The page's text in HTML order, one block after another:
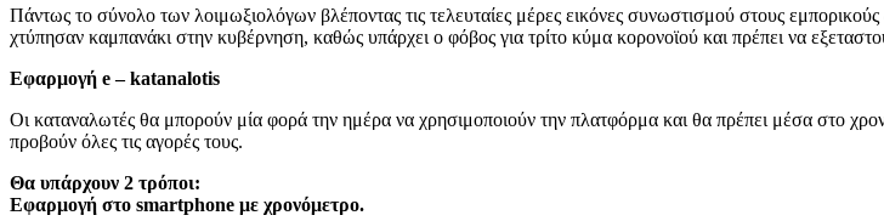
Πάντως το σύνολο των λοιμωξιολόγων βλέποντας τις τελευταίες μέρες εικόνες συνωστισμού στους
χτύπησαν καμπανάκι στην κυβέρνηση, καθώς υπάρχει ο φόβος για τρίτο κύμα κορονοϊού και πρέπει να
Εφαρμογή e – katanalotis
Οι καταναλωτές θα μπορούν μία φορά την ημέρα να χρησιμοποιούν την πλατφόρμα και θα πρέπει μέσα στο
προβούν όλες τις αγορές τους.
Θα υπάρχουν 2 τρόποι:
Εφαρμογή στο smartphone με χρονόμετρο.